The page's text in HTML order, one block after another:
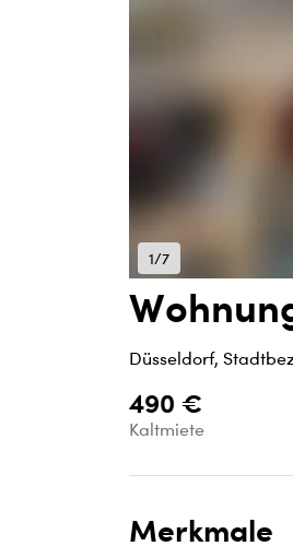
1/7
Düsseldorf,
490 €
Kaltmiete
Merkmale